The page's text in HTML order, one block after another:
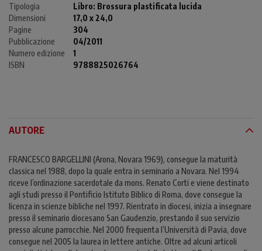
Tipologia
Libro: Brossura plastificata lucida
Dimensioni
17,0 x 24,0
Pagine
304
Pubblicazione
04/2011
Numero edizione
1
ISBN
9788825026764
AUTORE
FRANCESCO BARGELLINI (Arona, Novara 1969), consegue la maturità
classica nel 1988, dopo la quale entra in seminario a Novara. Nel 1994
riceve l’ordinazione sacerdotale da mons. Renato Corti e viene destinato
agli studi presso il Pontificio Istituto Biblico di Roma, dove consegue la
licenza in scienze bibliche nel 1997. Rientrato in diocesi, inizia a insegnare
presso il seminario diocesano San Gaudenzio, prestando il suo servizio
presso alcune parrocchie. Nel 2000 frequenta l’Università di Pavia, dove
consegue nel 2005 la laurea in lettere antiche. Oltre ad alcuni articoli